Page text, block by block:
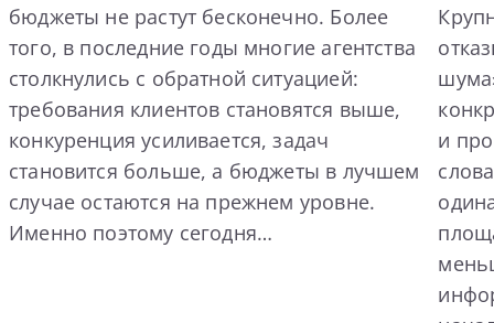
бюджеты не растут бесконечно. Более
того, в последние годы многие агентства
столкнулись с обратной ситуацией:
требования клиентов становятся выше,
конкуренция усиливается, задач
становится больше, а бюджеты в лучшем
случае остаются на прежнем уровне.
Именно поэтому сегодня…
и